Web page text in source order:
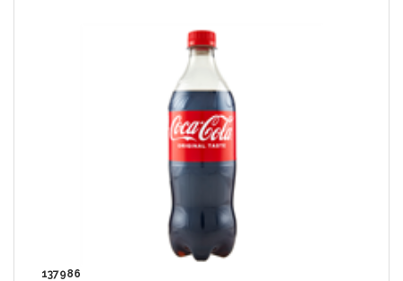
137986